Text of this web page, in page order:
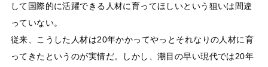
して国際的に活躍できる人材に育ってほしいという狙いは間違
っていない。
従来、こうした人材は20年かかってやっとそれなりの人材に育
ってきたというのが実情だ。しかし、潮目の早い現代では20年